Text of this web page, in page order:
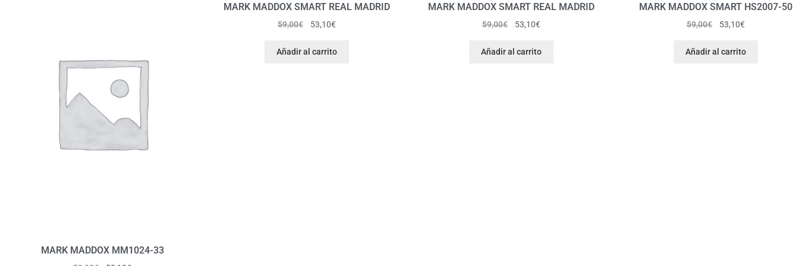
MARK MADDOX MM1024-33
MARK MADDOX SMART REAL MADRID
59,00€ 53,10€
Añadir al carrito
MARK MADDOX SMART REAL MADRID
59,00€ 53,10€
Añadir al carrito
MARK MADDOX SMART HS2007-50
59,00€ 53,10€
Añadir al carrito